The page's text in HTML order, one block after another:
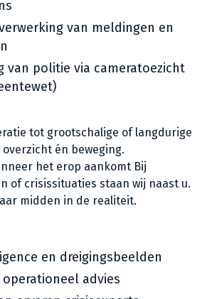
van meldingen en
van politie via cameratoezicht
tot grootschalige of langdurige
én beweging.
het erop aankomt Bij
of crisissituaties staan wij naast u.
midden in de realiteit.
en dreigingsbeelden
advies